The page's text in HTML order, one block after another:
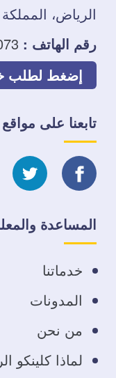
الرياض،
رقم الهاتف :
إضغط لطلب
تابعنا على
تابعنا
على
فيسبوك
على المساعدة
خدماتنا
المدونات
من نحن
لماذا كلينكو